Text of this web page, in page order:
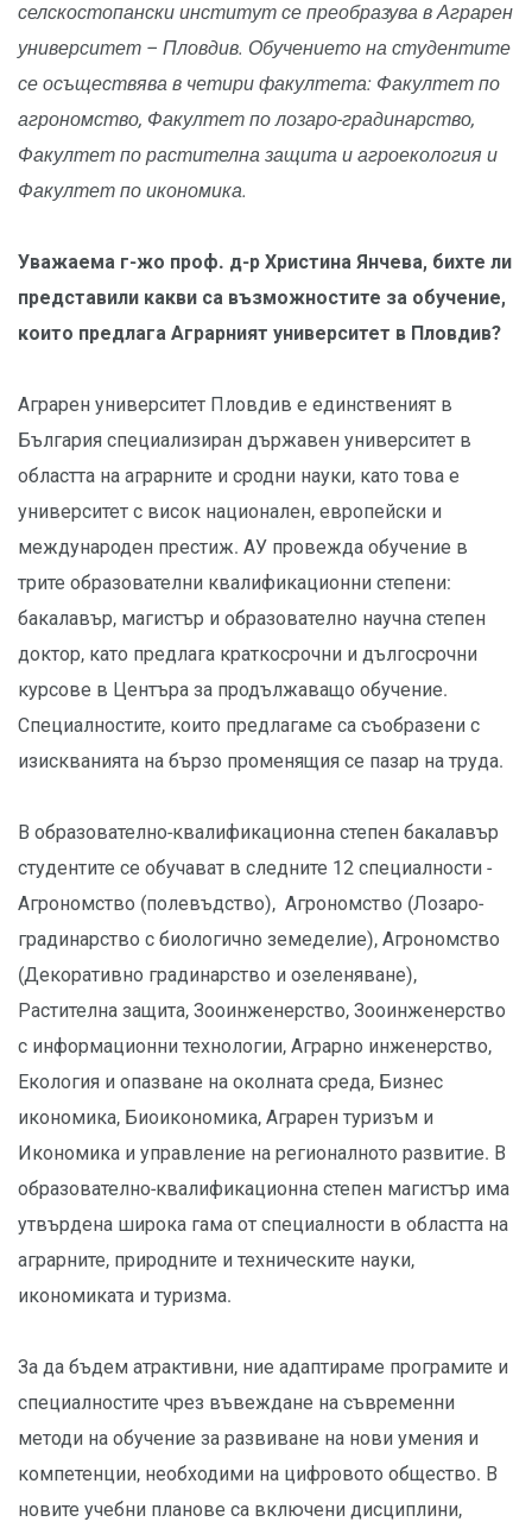
селскостопански институт се преобразува в Аграрен
университет – Пловдив. Обучението на студентите
се осъществява в четири факултета: Факултет по
агрономство, Факултет по лозаро-градинарство,
Факултет по растителна защита и агроекология и
Факултет по икономика.
Уважаема г-жо проф. д-р Христина Янчева, бихте ли
представили какви са възможностите за обучение,
които предлага Аграрният университет в Пловдив?
Аграрен университет Пловдив е единственият в
България специализиран държавен университет в
областта на аграрните и сродни науки, като това е
университет с висок национален, европейски и
международен престиж. АУ провежда обучение в
трите образователни квалификационни степени:
бакалавър, магистър и образователно научна степен
доктор, като предлага краткосрочни и дългосрочни
курсове в Центъра за продължаващо обучение.
Специалностите, които предлагаме са съобразени с
изискванията на бързо променящия се пазар на труда.
В образователно-квалификационна степен бакалавър
студентите се обучават в следните 12 специалности -
Агрономство (полевъдство), Агрономство (Лозаро-
градинарство с биологично земеделие), Агрономство
(Декоративно градинарство и озеленяване),
Растителна защита, Зооинженерство, Зооинженерство
с информационни технологии, Аграрно инженерство,
Екология и опазване на околната среда, Бизнес
икономика, Биоикономика, Аграрен туризъм и
Икономика и управление на регионалното развитие. В
образователно-квалификационна степен магистър има
утвърдена широка гама от специалности в областта на
аграрните, природните и техническите науки,
икономиката и туризма.
За да бъдем атрактивни, ние адаптираме програмите и
специалностите чрез въвеждане на съвременни
методи на обучение за развиване на нови умения и
компетенции, необходими на цифровото общество. В
новите учебни планове са включени дисциплини,